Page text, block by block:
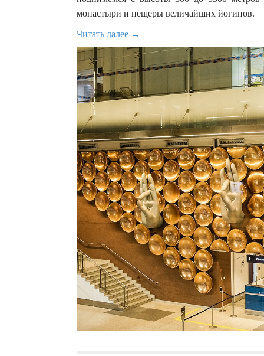
монастыри и пещеры величайших йогинов.
Читать далее →